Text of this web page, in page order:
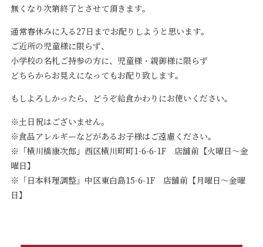
無くなり次第終了とさせて頂きます。
通常春休みに入る27日までお配りしようと思います。
ご近所の児童様に限らず、
小学校の名札ご持参の方に、児童様・親御様に限らず
どちらからお見えになってもお配り致します。
もしよろしかったら、どうぞ給食かわりにお使いください。
※土日祝はございません。
※食品アレルギーなどがあるお子様はご遠慮ください。
※「横川橋康次郎」西区横川町町1-6-6-1F 店舗前【火曜日～金
曜日】
※「日本料理調整」中区東白島15-6-1F 店舗前【月曜日～金曜
日】